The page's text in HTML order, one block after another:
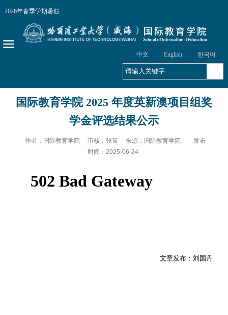
2026年春季学期暑假
中文 English 한국어
国际教育学院 2025 年度英新澳项目组奖
学金评选结果公示
作者：国际教育学院 审核：张策 来源：国际教育学院
发布
时间：2025-06-24
文章发布：刘国丹